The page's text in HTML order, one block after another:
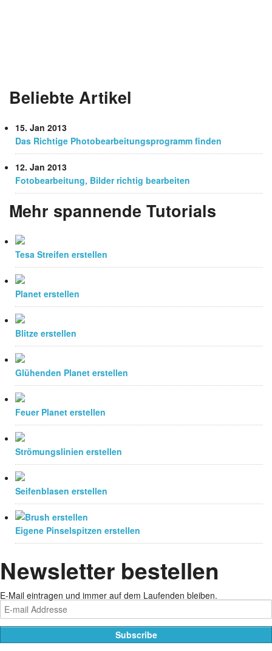
Beliebte Artikel
15. Jan 2013
Das Richtige Photobearbeitungsprogramm finden
12. Jan 2013
Fotobearbeitung, Bilder richtig bearbeiten
Mehr spannende Tutorials
Tesa Streifen erstellen
Planet erstellen
Blitze erstellen
Glühenden Planet erstellen
Feuer Planet erstellen
Strömungslinien erstellen
Seifenblasen erstellen
Eigene Pinselspitzen erstellen
Newsletter bestellen
E-Mail eintragen und immer auf dem Laufenden bleiben.